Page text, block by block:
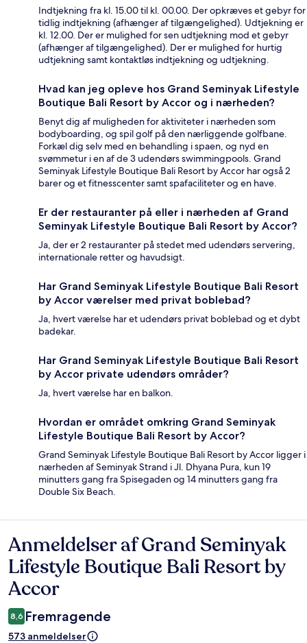
Indtjekning fra kl. 15.00 til kl. 00.00. Der opkræves et gebyr for
tidlig indtjekning (afhænger af tilgængelighed). Udtjekning er
kl. 12.00. Der er mulighed for sen udtjekning mod et gebyr
(afhænger af tilgængelighed). Der er mulighed for hurtig
udtjekning samt kontaktløs indtjekning og udtjekning.
Hvad kan jeg opleve hos Grand Seminyak Lifestyle
Boutique Bali Resort by Accor og i nærheden?
Benyt dig af muligheden for aktiviteter i nærheden som
bodyboarding, og spil golf på den nærliggende golfbane.
Forkæl dig selv med en behandling i spaen, og nyd en
svømmetur i en af de 3 udendørs swimmingpools. Grand
Seminyak Lifestyle Boutique Bali Resort by Accor har også 2
barer og et fitnesscenter samt spafaciliteter og en have.
Er der restauranter på eller i nærheden af Grand
Seminyak Lifestyle Boutique Bali Resort by Accor?
Ja, der er 2 restauranter på stedet med udendørs servering,
internationale retter og havudsigt.
Har Grand Seminyak Lifestyle Boutique Bali Resort
by Accor værelser med privat boblebad?
Ja, hvert værelse har et udendørs privat boblebad og et dybt
badekar.
Har Grand Seminyak Lifestyle Boutique Bali Resort
by Accor private udendørs områder?
Ja, hvert værelse har en balkon.
Hvordan er området omkring Grand Seminyak
Lifestyle Boutique Bali Resort by Accor?
Grand Seminyak Lifestyle Boutique Bali Resort by Accor ligger i
nærheden af Seminyak Strand i Jl. Dhyana Pura, kun 19
minutters gang fra Spisegaden og 14 minutters gang fra
Double Six Beach.
Anmeldelser
Anmeldelser af Grand Seminyak
Lifestyle Boutique Bali Resort by
Accor
8,6 Fremragende
573 anmeldelser